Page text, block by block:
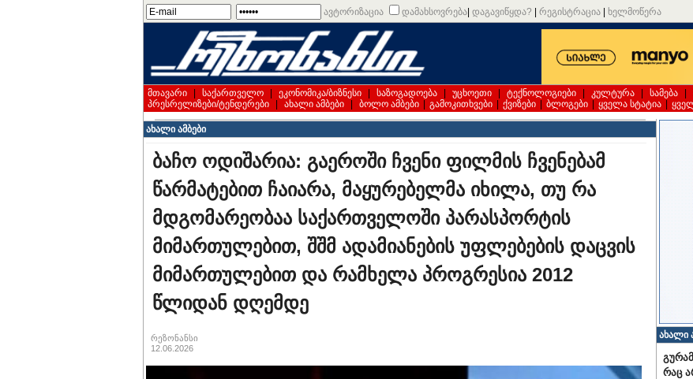
ავტორიზაცია დამახსოვრება დაგავიწყდა? რეგისტრაცია ხელმოწერა
მთავარი საქართველო ეკონომიკა/ბიზნესი საზოგადოება უცხოეთი ტექნოლოგიები კულტურა სამება
პრესრელიზები/ტენდერები
ახალი ამბები ბოლო ამბები გამოკითხვები ქვიზები ბლოგები ყველა სტატია
ახალი ამბები
ბაჩო ოდიშარია: გაეროში ჩვენი ფილმის ჩვენებამ
წარმატებით ჩაიარა, მაყურებელმა იხილა, თუ რა
მდგომარეობაა საქართველოში პარასპორტის
მიმართულებით, შშმ ადამიანების უფლებების დაცვის
მიმართულებით და რამხელა პროგრესია 2012
წლიდან დღემდე
რეზონანსი
12.06.2026
ახალი
რაც